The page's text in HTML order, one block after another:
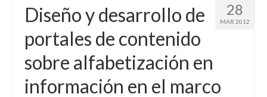
28
MAR 2012
Diseño y desarrollo de
portales de contenido
sobre alfabetización en
información en el marco